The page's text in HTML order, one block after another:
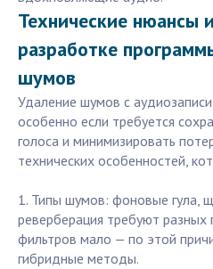
Технические нюансы
разработке
шумов
Удаление шумов с
особенно если требуется
голоса и минимизировать
технических особенностей,
1. Типы шумов: фоновые гула,
реверберация требуют
фильтров мало — по этой
гибридные методы.